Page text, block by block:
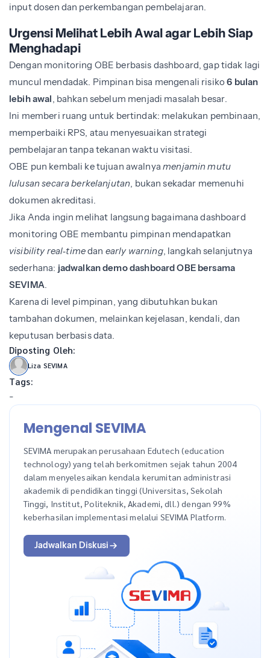
input dosen dan perkembangan pembelajaran.
Urgensi Melihat Lebih Awal agar Lebih Siap
Menghadapi
Dengan monitoring OBE berbasis dashboard, gap tidak lagi
muncul mendadak. Pimpinan bisa mengenali risiko6 bulan
lebih awal, bahkan sebelum menjadi masalah besar.
Ini memberi ruang untuk bertindak: melakukan pembinaan,
memperbaiki RPS, atau menyesuaikan strategi
pembelajaran tanpa tekanan waktu visitasi.
OBE pun kembali ke tujuan awalnyamenjamin mutu
lulusan secara berkelanjutan, bukan sekadar memenuhi
dokumen akreditasi.
Jika Anda ingin melihat langsung bagaimana dashboard
monitoring OBE membantu pimpinan mendapatkan
visibility real‑timedan early warning, langkah selanjutnya
sederhana: jadwalkan demo dashboard OBE bersama
SEVIMA.
Karena di level pimpinan, yang dibutuhkan bukan
tambahan dokumen, melainkan kejelasan, kendali, dan
keputusan berbasis data.
Diposting Oleh:
Liza SEVIMA
Tags:
-
Mengenal SEVIMA
SEVIMA merupakan perusahaan Edutech (education
technology) yang telah berkomitmen sejak tahun 2004
dalam menyelesaikan kendala kerumitan administrasi
akademik di pendidikan tinggi (Universitas, Sekolah
Tinggi, Institut, Politeknik, Akademi, dll.) dengan 99%
keberhasilan implementasi melalui SEVIMA Platform.
Jadwalkan Diskusi